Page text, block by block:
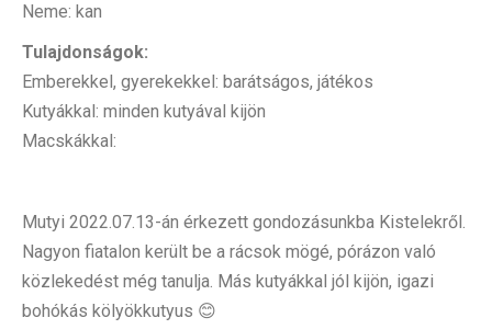
Neme: kan
Tulajdonságok:
Emberekkel, gyerekekkel: barátságos, játékos
Kutyákkal: minden kutyával kijön
Macskákkal:
Mutyi 2022.07.13-án érkezett gondozásunkba Kistelekről.
Nagyon fiatalon került be a rácsok mögé, pórázon való
közlekedést még tanulja. Más kutyákkal jól kijön, igazi
bohókás kölyökkutyus 😊